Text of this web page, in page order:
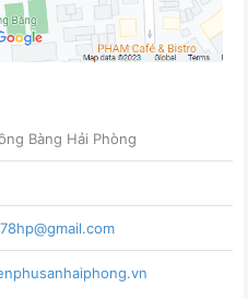
Bàng Hải Phòng